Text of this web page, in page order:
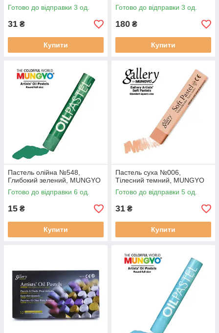
Готово до відправки 3 од.
31 ₴
Купити
Готово до відправки 3 од.
180 ₴
Купити
Пастель олійна №548,
Глибокий зелений, MUNGYO
Готово до відправки 6 од.
15 ₴
Купити
Пастель суха №006,
Тілесний темний, MUNGYO
Готово до відправки 5 од.
31 ₴
Купити